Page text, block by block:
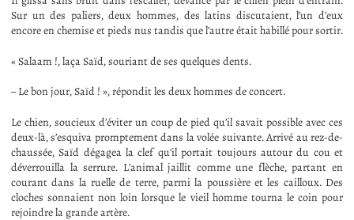
Sur un des paliers, deux hommes, des latins discutaient, l’un d’eux
encore en chemise et pieds nus tandis que l’autre était habillé pour sortir.
« Salaam !, laça Saïd, souriant de ses quelques dents.
– Le bon jour, Saïd ! », répondit les deux hommes de concert.
Le chien, soucieux d’éviter un coup de pied qu’il savait possible avec ces
deux-là, s’esquiva promptement dans la volée suivante. Arrivé au rez-de-
chaussée, Saïd dégagea la clef qu’il portait toujours autour du cou et
déverrouilla la serrure. L’animal jaillit comme une flèche, partant en
courant dans la ruelle de terre, parmi la poussière et les cailloux. Des
cloches sonnaient non loin lorsque le vieil homme tourna le coin pour
rejoindre la grande artère.